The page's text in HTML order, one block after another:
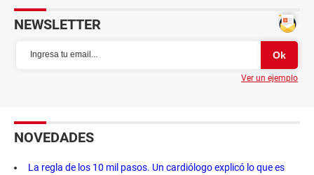
NEWSLETTER
Ver un ejemplo
NOVEDADES
La regla de los 10 mil pasos. Un cardiólogo explicó lo que es